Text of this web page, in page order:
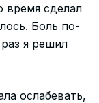
время сделал
Боль по-
я решил
ослабевать,